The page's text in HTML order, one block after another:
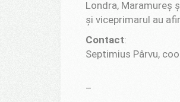
Londra, Maramureș
şi viceprimarul au
Contact:
Septimius Pârvu,
–